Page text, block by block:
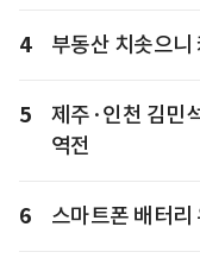
4 부동산 치솟으니
5
제주·인천 김민
역전
6 스마트폰 배터리